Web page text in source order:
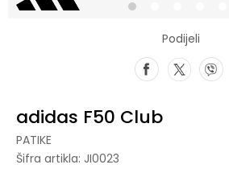
1
Podijeli
adidas F50 Club
PATIKE
Šifra artikla: JI0023